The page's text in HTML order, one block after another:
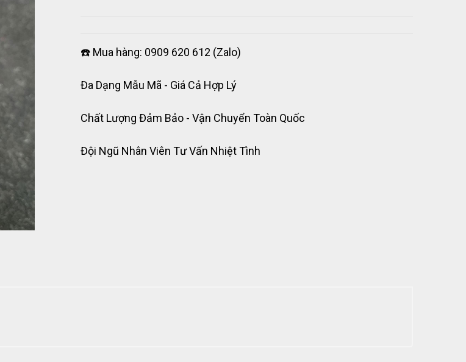
☎️ Mua hàng: 0909 620 612 (Zalo)
Đa Dạng Mẫu Mã - Giá Cả Hợp Lý
Chất Lượng Đảm Bảo - Vận Chuyển Toàn Quốc
Đội Ngũ Nhân Viên Tư Vấn Nhiệt Tình